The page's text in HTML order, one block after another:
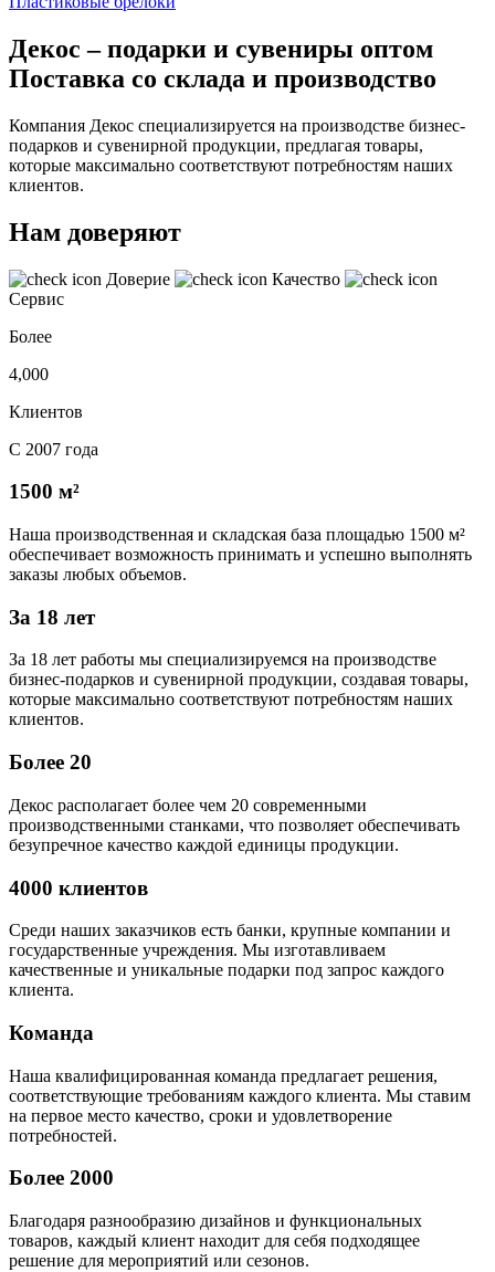
Декос – подарки и сувениры оптом
Поставка со склада и производство
Компания Декос специализируется на производстве бизнес-
подарков и сувенирной продукции, предлагая товары,
которые максимально соответствуют потребностям наших
клиентов.
Нам доверяют
Доверие
Качество
Сервис
Более
4,000
Клиентов
С 2007 года
1500 м²
Наша производственная и складская база площадью 1500 м²
обеспечивает возможность принимать и успешно выполнять
заказы любых объемов.
За 18 лет
За 18 лет работы мы специализируемся на производстве
бизнес-подарков и сувенирной продукции, создавая товары,
которые максимально соответствуют потребностям наших
клиентов.
Более 20
Декос располагает более чем 20 современными
производственными станками, что позволяет обеспечивать
безупречное качество каждой единицы продукции.
4000 клиентов
Среди наших заказчиков есть банки, крупные компании и
государственные учреждения. Мы изготавливаем
качественные и уникальные подарки под запрос каждого
клиента.
Команда
Наша квалифицированная команда предлагает решения,
соответствующие требованиям каждого клиента. Мы ставим
на первое место качество, сроки и удовлетворение
потребностей.
Более 2000
Благодаря разнообразию дизайнов и функциональных
товаров, каждый клиент находит для себя подходящее
решение для мероприятий или сезонов.